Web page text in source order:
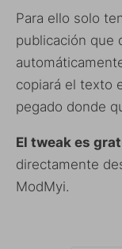
Para ello solo
publicación que
copiará el texto
pegado donde
El tweak es
directamente
ModMyi.